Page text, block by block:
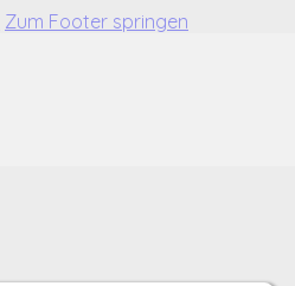
Zum Footer springen